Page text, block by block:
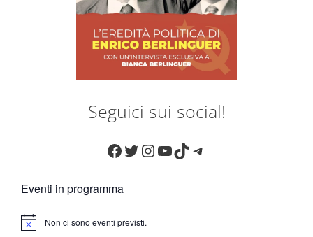
Seguici sui social!
Facebook
Twitter
Instagram
YouTube
TikTokTelegram
Eventi in programma
N
Non ci sono eventi previsti.